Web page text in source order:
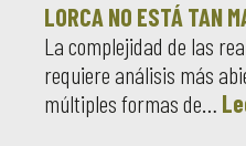
LORCA NO ESTÁ TAN
La complejidad de las
requiere análisis más
múltiples formas de…